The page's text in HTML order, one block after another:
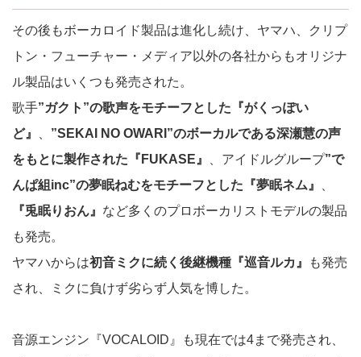
その後もボーカロイド製品は進化し続け、ヤマハ、クリプ
トン・フューチャー・メディア以外の各社からもオリジナ
ル製品はいくつも発売された。
歌手”ガクト”の歌声をモチーフとした『がくっぽい
ど』
”SEKAI NO OWARI”のボーカルである深瀬慧の声
をもとに製作された『FUKASE』
、アイドルグループ”で
んぱ組inc”の夢眠ねむをモチーフとした『夢眠ネム』
『兎眠りおん』 など多くのプロボーカリストモデルの製品
も発売。
ヤマハからは初音ミクに続く後継機種『巡音ルカ』
も発売
され、ミクに負けず劣らず人気を博した。
音源エンジン『VOCALOID』も現在では4まで発売され、